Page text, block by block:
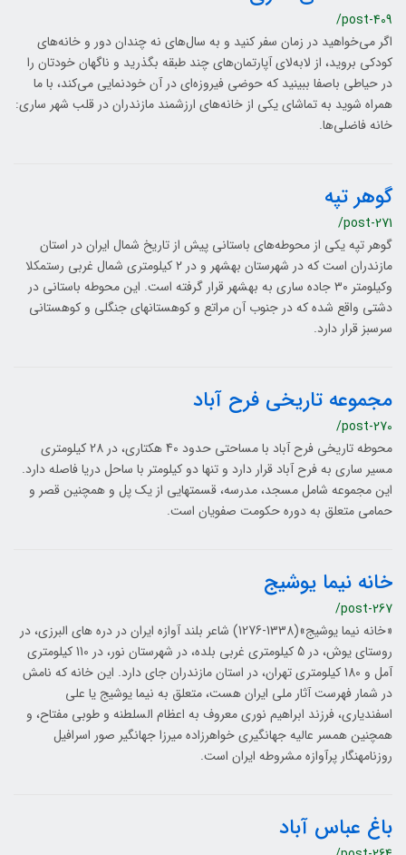
/post-409
اگر می‌خواهید در زمان سفر کنید و به سال‌های نه چندان دور و خانه‌های
کودکی بروید، از لابه‌لای آپارتمان‌های چند طبقه بگذرید و ناگهان خودتان را
در حیاطی باصفا ببینید که حوضی فیروزه‌ای در آن خودنمایی می‌کند، با ما
همراه شوید به تماشای یکی از خانه‌های ارزشمند مازندران در قلب شهر ساری:
خانه‌ فاضلی‌ها.
گوهر تپه
/post-271
گوهر تپه یکی از محوطه‌های باستانی پیش از تاریخ شمال ایران در استان
مازندران است که در شهرستان بهشهر و در ۲ کیلومتری شمال غربی رستمکلا
وکیلومتر ۳۰ جاده ساری به بهشهر قرار گرفته ‌است. این محوطه باستانی در
دشتی واقع شده که در جنوب آن مراتع و کوهستان‎های جنگلی و کوهستانی
سرسبز قرار دارد.
مجموعه تاریخی فرح آباد
/post-270
محوطه تاریخی فرح آباد با مساحتی حدود 40 هکتاری، در 28 کیلومتری
مسیر ساری به فرح آباد قرار دارد و تنها دو کیلومتر با ساحل دریا فاصله دارد.
این مجموعه شامل مسجد، مدرسه، قسمت‎هایی از یک پل و همچنین قصر و
حمامی متعلق به دوره حکومت صفویان است.
خانه نیما یوشیج
/post-267
«خانه نیما یوشیج»(1338-1276) شاعر بلند آوازه ایران در دره­ های البرزی، در
روستای یوش، در 5 کیلومتری غربی بلده، در شهرستان نور، در 110 کیلومتری
آمل و 180 کیلومتری تهران، در استان مازندران جای دارد. این خانه که نامش
در شمار فهرست آثار ملی ایران هست، متعلق به نیما یوشیج یا علی
اسفندیاری، فرزند ابراهیم نوری معروف به اعظام السلطنه و طوبی مفتاح، و
همچنین همسر عالیه جهانگیری خواهرزاده میرزا جهانگیر صور اسرافیل
روزنامه­نگار پرآوازه مشروطه ایران است.
باغ عباس آباد